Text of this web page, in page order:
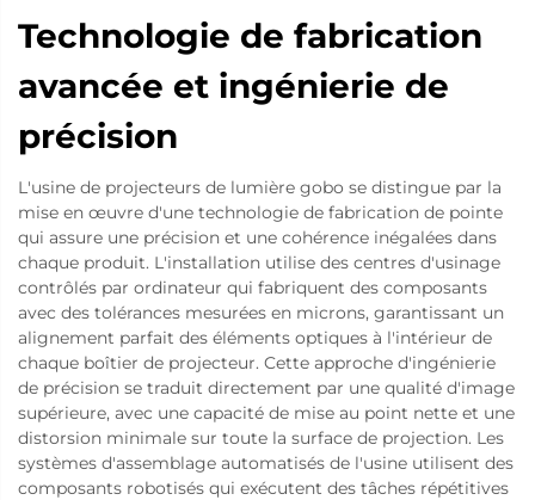
Technologie de fabrication
avancée et ingénierie de
précision
L'usine de projecteurs de lumière gobo se distingue par la
mise en œuvre d'une technologie de fabrication de pointe
qui assure une précision et une cohérence inégalées dans
chaque produit. L'installation utilise des centres d'usinage
contrôlés par ordinateur qui fabriquent des composants
avec des tolérances mesurées en microns, garantissant un
alignement parfait des éléments optiques à l'intérieur de
chaque boîtier de projecteur. Cette approche d'ingénierie
de précision se traduit directement par une qualité d'image
supérieure, avec une capacité de mise au point nette et une
distorsion minimale sur toute la surface de projection. Les
systèmes d'assemblage automatisés de l'usine utilisent des
composants robotisés qui exécutent des tâches répétitives